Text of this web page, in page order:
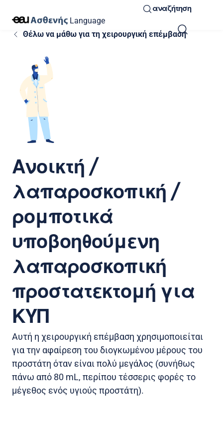
Language
αναζήτηση
Θέλω να μάθω για τη χειρουργική επέμβαση
Ανοικτή /
λαπαροσκοπική /
ρομποτικά
υποβοηθούμενη
λαπαροσκοπική
προστατεκτομή για
ΚΥΠ
Αυτή η χειρουργική επέμβαση χρησιμοποιείται
για την αφαίρεση του διογκωμένου μέρους του
προστάτη όταν είναι πολύ μεγάλος (συνήθως
πάνω από 80 mL, περίπου τέσσερις φορές το
μέγεθος ενός υγιούς προστάτη).